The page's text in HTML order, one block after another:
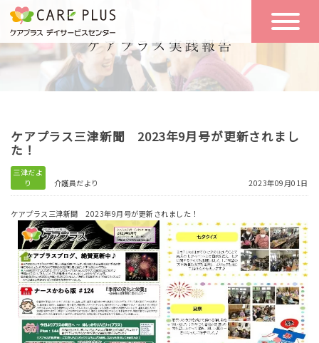
こんな方に
おすすめ
一日の流れ
一日体験
空き状況
実践報告
リクルート
お問い合わせ
体験希望
ケアプラス三津新聞 2023年9月号が更新されまし
た！
三津だよ
り
介護員だより 2023年09月01日
ケアプラス三津新聞 2023年9月号が更新されました！